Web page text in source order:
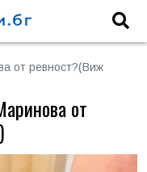
от ревност?(Виж
от